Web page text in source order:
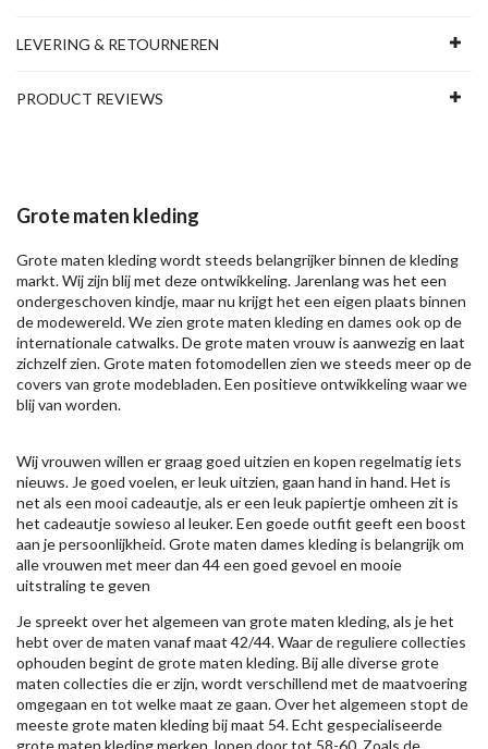
LEVERING & RETOURNEREN
PRODUCT REVIEWS
Grote maten kleding
Grote maten kleding wordt steeds belangrijker binnen de kleding
markt. Wij zijn blij met deze ontwikkeling. Jarenlang was het een
ondergeschoven kindje, maar nu krijgt het een eigen plaats binnen
de modewereld. We zien grote maten kleding en dames ook op de
internationale catwalks. De grote maten vrouw is aanwezig en laat
zichzelf zien. Grote maten fotomodellen zien we steeds meer op de
covers van grote modebladen. Een positieve ontwikkeling waar we
blij van worden.
Wij vrouwen willen er graag goed uitzien en kopen regelmatig iets
nieuws. Je goed voelen, er leuk uitzien, gaan hand in hand. Het is
net als een mooi cadeautje, als er een leuk papiertje omheen zit is
het cadeautje sowieso al leuker. Een goede outfit geeft een boost
aan je persoonlijkheid. Grote maten dames kleding is belangrijk om
alle vrouwen met meer dan 44 een goed gevoel en mooie
uitstraling te geven
Je spreekt over het algemeen van grote maten kleding, als je het
hebt over de maten vanaf maat 42/44. Waar de reguliere collecties
ophouden begint de grote maten kleding. Bij alle diverse grote
maten collecties die er zijn, wordt verschillend met de maatvoering
omgegaan en tot welke maat ze gaan. Over het algemeen stopt de
meeste grote maten kleding bij maat 54. Echt gespecialiseerde
grote maten kleding merken, lopen door tot 58-60. Zoals de